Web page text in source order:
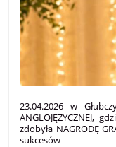
23.04.2026 w
ANGLOJĘZYCZNEJ,
zdobyła NAGRODĘ
sukcesów